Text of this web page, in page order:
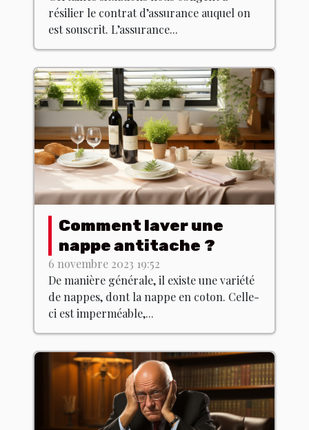
résilier le contrat d’assurance auquel on
est souscrit. L’assurance...
Comment laver une
nappe antitache ?
6 novembre 2023 19:52
De manière générale, il existe une variété
de nappes, dont la nappe en coton. Celle-
ci est imperméable,...